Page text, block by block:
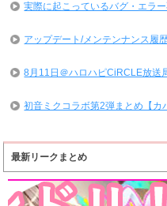
実際に起こっているバグ・エラ
アップデート/メンテンナンス履
8月11日＠ハロハピCiRCLE放送
初音ミクコラボ第2弾まとめ【カ
最新リークまとめ